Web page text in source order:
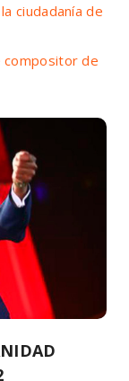
ciudadanía de
compositor de